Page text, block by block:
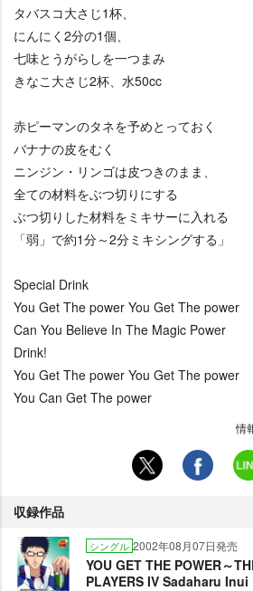
タバスコ大さじ1杯、
にんにく2分の1個、
七味とうがらしを一つまみ
きなこ大さじ2杯、水50cc
赤ピーマンのタネを予めとっておく
バナナの皮をむく
ニンジン・リンゴは皮つきのまま、
全ての材料をぶつ切りにする
ぶつ切りした材料をミキサーに入れる
「弱」で約1分～2分ミキシングする」
Special Drink
You Get The power You Get The power
Can You Believe In The Magic Power
Drink!
You Get The power You Get The power
You Can Get The power
情
収録作品
シングル 2002年08月07日発売
YOU GET THE POWER～
PLAYERS IV Sadaharu Inui